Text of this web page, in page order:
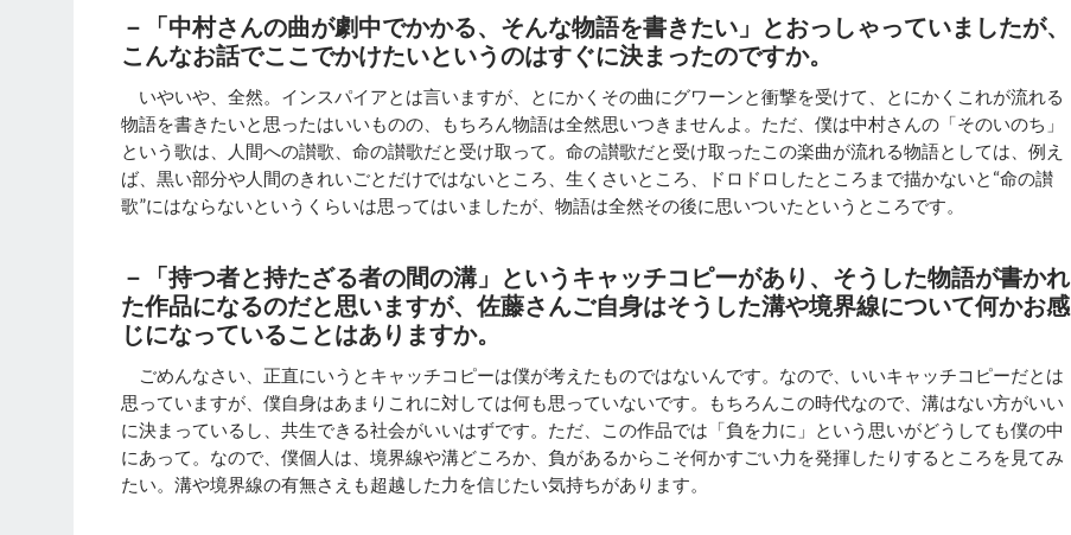
－「中村さんの曲が劇中でかかる、そんな物語を書きたい」とおっしゃっていましたが、
こんなお話でここでかけたいというのはすぐに決まったのですか。
いやいや、全然。インスパイアとは言いますが、とにかくその曲にグワーンと衝撃を受けて、とにかくこれが流れる
物語を書きたいと思ったはいいものの、もちろん物語は全然思いつきませんよ。ただ、僕は中村さんの「そのいのち」
という歌は、人間への讃歌、命の讃歌だと受け取って。命の讃歌だと受け取ったこの楽曲が流れる物語としては、例え
ば、黒い部分や人間のきれいごとだけではないところ、生くさいところ、ドロドロしたところまで描かないと“命の讃
歌”にはならないというくらいは思ってはいましたが、物語は全然その後に思いついたというところです。
－「持つ者と持たざる者の間の溝」というキャッチコピーがあり、そうした物語が書かれ
た作品になるのだと思いますが、佐藤さんご自身はそうした溝や境界線について何かお感
じになっていることはありますか。
ごめんなさい、正直にいうとキャッチコピーは僕が考えたものではないんです。なので、いいキャッチコピーだとは
思っていますが、僕自身はあまりこれに対しては何も思っていないです。もちろんこの時代なので、溝はない方がいい
に決まっているし、共生できる社会がいいはずです。ただ、この作品では「負を力に」という思いがどうしても僕の中
にあって。なので、僕個人は、境界線や溝どころか、負があるからこそ何かすごい力を発揮したりするところを見てみ
たい。溝や境界線の有無さえも超越した力を信じたい気持ちがあります。